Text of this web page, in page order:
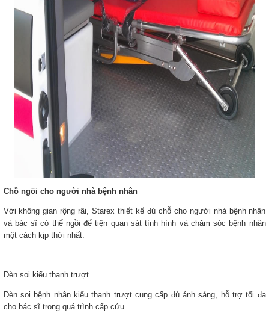
Chỗ ngồi cho người nhà bệnh nhân
Với không gian rộng rãi, Starex thiết kế đủ chỗ cho người nhà bệnh nhân
và bác sĩ có thể ngồi để tiện quan sát tình hình và chăm sóc bệnh nhân
một cách kịp thời nhất.
Đèn soi kiểu thanh trượt
Đèn soi bệnh nhân kiểu thanh trượt cung cấp đủ ánh sáng, hỗ trợ tối đa
cho bác sĩ trong quá trình cấp cứu.